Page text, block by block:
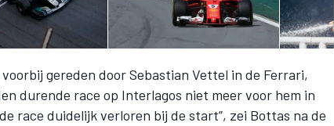
gereden door Sebastian Vettel in de Ferrari,
durende race op Interlagos niet meer voor hem in
race duidelijk verloren bij de start”, zei Bottas na de